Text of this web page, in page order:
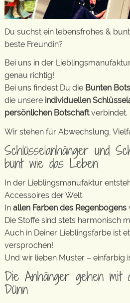
Du suchst ein lebensfrohes &
beste Freundin?
Bei uns in der
genau richtig!
Bei uns findest Du die Bunten
die unsere individuellen
persönlichen Botschaftverbindet.
Wir stehen für Abwechslung,
Schlüsselanhänger und
bunt wie das Leben
In der Lieblingsmanufaktur
Accessoires der Welt.
In allen Farben des Regenbogens
Die Stoffe sind stets harmonisch
Auch in Deiner Lieblingsfarbe ist
versprochen!
Und wir lieben Muster – einfarbig
Die Anhänger gehen mit
Dünn